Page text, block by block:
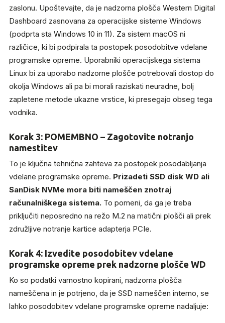
zaslonu. Upoštevajte, da je nadzorna plošča Western Digital
Dashboard zasnovana za operacijske sisteme Windows
(podprta sta Windows 10 in 11). Za sistem macOS ni
različice, ki bi podpirala ta postopek posodobitve vdelane
programske opreme. Uporabniki operacijskega sistema
Linux bi za uporabo nadzorne plošče potrebovali dostop do
okolja Windows ali pa bi morali raziskati neuradne, bolj
zapletene metode ukazne vrstice, ki presegajo obseg tega
vodnika.
Korak 3: POMEMBNO – Zagotovite notranjo
namestitev
To je ključna tehnična zahteva za postopek posodabljanja
vdelane programske opreme. Prizadeti SSD disk WD ali
SanDisk NVMe mora biti nameščen znotraj
računalniškega sistema. To pomeni, da ga je treba
priključiti neposredno na režo M.2 na matični plošči ali prek
združljive notranje kartice adapterja PCIe.
Korak 4: Izvedite posodobitev vdelane
programske opreme prek nadzorne plošče WD
Ko so podatki varnostno kopirani, nadzorna plošča
nameščena in je potrjeno, da je SSD nameščen interno, se
lahko posodobitev vdelane programske opreme nadaljuje: